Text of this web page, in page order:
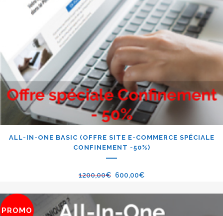
ALL-IN-ONE BASIC (OFFRE SITE E-COMMERCE SPÉCIALE
CONFINEMENT -50%)
1200,00€ 600,00€
PROMO